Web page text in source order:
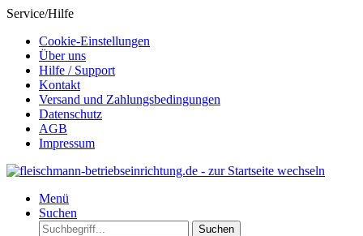
Service/Hilfe
Cookie-Einstellungen
Über uns
Hilfe / Support
Kontakt
Versand und Zahlungsbedingungen
Datenschutz
AGB
Impressum
Menü
Suchen
Suchen